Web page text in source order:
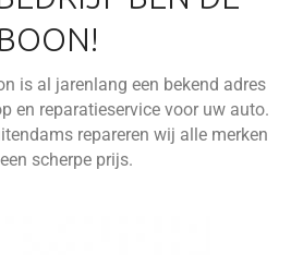
BOON!
is al jarenlang een bekend adres
en reparatieservice voor uw auto.
repareren wij alle merken
scherpe prijs.